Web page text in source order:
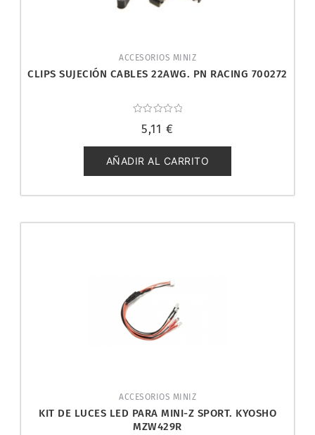
ACCESORIOS MINIZ
CLIPS SUJECIÓN CABLES 22AWG. PN RACING 700272
con
de
5
5,11 €
AÑADIR AL CARRITO
ACCESORIOS MINIZ
KIT DE LUCES LED PARA MINI-Z SPORT. KYOSHO
MZW429R